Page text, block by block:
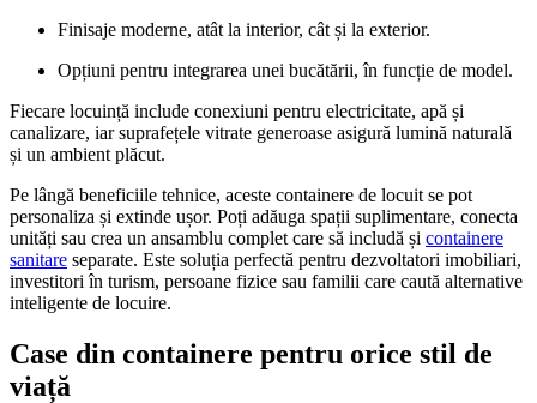
Finisaje moderne, atât la interior, cât și la exterior.
Opțiuni pentru integrarea unei bucătării, în funcție de model.
Fiecare locuință include conexiuni pentru electricitate, apă și
canalizare, iar suprafețele vitrate generoase asigură lumină naturală
și un ambient plăcut.
Pe lângă beneficiile tehnice, aceste containere de locuit se pot
personaliza și extinde ușor. Poți adăuga spații suplimentare, conecta
unități sau crea un ansamblu complet care să includă și containere
sanitare separate. Este soluția perfectă pentru dezvoltatori imobiliari,
investitori în turism, persoane fizice sau familii care caută alternative
inteligente de locuire.
Case din containere pentru orice stil de
viață